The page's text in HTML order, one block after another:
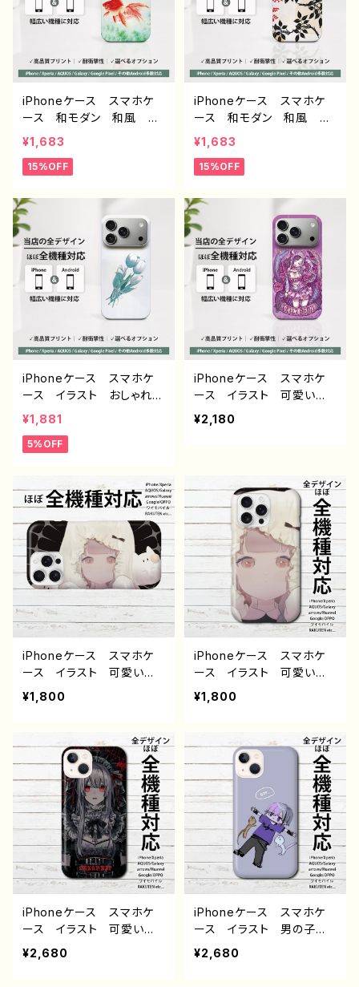
イター オリジナル デザ
イン グッズ タイトル：脱
法寿司 作：んごミック G
-6
ン934 J1-9
iPhoneケース スマホケ
ース 和モダン 和風 和
柄 金魚 シンプル おし
ゃれ メンズ 大人女子
かわいい 安い iPhone1
め 個性的 Android ア
ンドロイド ケース Galax
y AQUOS Xperia Go
ogle Pixel タイトル：和モ
ダン /金魚 デザイン935 J
1-9
¥1,683
15%OFF
iPhoneケース スマホケ
ース 和モダン 和風 和
柄 花柄 シンプル おし
ゃれ メンズ 大人女子
かわいい 安い iPhone1
め 個性的 Android ア
ンドロイド ケース Galax
y AQUOS Xperia Go
ogle Pixel タイトル：和モ
ダン 南天 デザイン933 J1
-9
¥1,683
15%OFF
iPhoneケース スマホケ
ース イラスト おしゃれ
花柄 エモい レディー
ス AQUOS sense 2 3 4
5 iPhone15/14/13/12/11
性的 人気 イラストレー
ター クリエイター 絵
師 Android アンドロイ
ド ケース オリジナル
デザイン グッズ タイト
ル：チューリップ 作：栞
音 F-5
¥1,881
5%OFF
iPhoneケース スマホケ
ース イラスト 可愛い女
の子 かっこいい女子 お
しゃれ服 エモい ロッ
hone17/16/15/14/13 AQ
UOS Xperia Googlep
ixel Android アンドロ
イド ケース ピアス タト
ゥー 黒髪 銀髪 白髪
ミニスカート 生足 フー
ド パーカー 個性的 お
すすめ 人気 イラストレ
ーター クリエイター タイ
トル：メデューサ 作：nero
¥2,180
iPhoneケース スマホケ
ース イラスト 可愛い女
の子 かわいい おしゃれ
服 エモい 美しい ノス
ース 女子 iPhone16/1
5/14/13/12/11 AQUOS s
ense 4 6 7 8 Xperia
Googlepixel Galaxy
Android アンドロイド
ケース 個性的 おすす
め 人気 イラストレータ
ー 絵師 クリエイター
オリジナル デザイン グッ
ズ タイトル：ハッピーハロ
ウィン 作：栞音
¥1,800
iPhoneケース スマホケ
ース イラスト 可愛い女
の子 かわいい おしゃれ
服 エモい 美しい ノス
ース 女子 iPhone16/1
5/14/13/12/11 AQUOS s
ense 4 6 7 8 Xperia
Googlepixel Galaxy
Android アンドロイド
ケース 個性的 おすす
め 人気 イラストレータ
ー 絵師 クリエイター
オリジナル デザイン グッ
ズ タイトル：ハッピーハロ
ウィン 作：栞音
¥1,800
iPhoneケース スマホケ
ース イラスト 可愛い女
の子 かっこいい女子 お
しゃれ服 エモい 病みか
¥2,680
iPhoneケース スマホケ
ース イラスト 男の子
かっこいい かわいい ゆ
るい ねこ イケメン お
¥2,680